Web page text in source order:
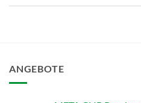
ANGEBOTE